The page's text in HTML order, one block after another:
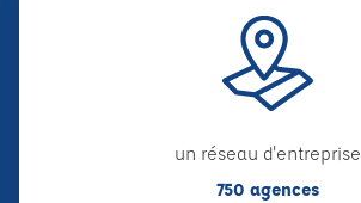
un réseau d'entreprise
750 agences